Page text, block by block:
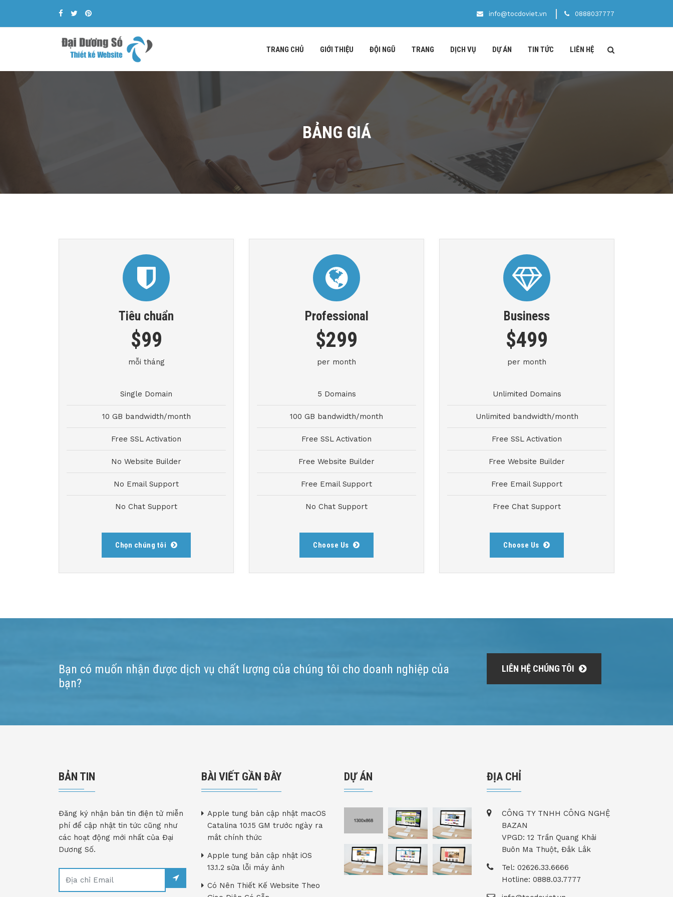
info@tocdoviet.vn 0888037777
TRANG CHỦ GIỚI THIỆU ĐỘI NGŨ TRANG DỊCH VỤ DỰ ÁN TIN TỨC LIÊN HỆ
BẢNG GIÁ
Tiêu chuẩn
$99
mỗi tháng
Single Domain
10 GB bandwidth/month
Free SSL Activation
No Website Builder
No Email Support
No Chat Support
Chọn chúng tôi
Professional
$299
per month
5 Domains
100 GB bandwidth/month
Free SSL Activation
Free Website Builder
Free Email Support
No Chat Support
Choose Us
Business
$499
per month
Unlimited Domains
Unlimited bandwidth/month
Free SSL Activation
Free Website Builder
Free Email Support
Free Chat Support
Choose Us
Bạn có muốn nhận được dịch vụ chất lượng của chúng tôi cho doanh nghiệp của
bạn?
LIÊN HỆ CHÚNG TÔI
BẢN TIN
Đăng ký nhận bản tin điện tử miễn
phí để cập nhật tin tức cũng như
các hoạt động mới nhất của Đại
Dương Số.
BÀI VIẾT GẦN ĐÂY
Apple tung bản cập nhật macOS
Catalina 10.15 GM trước ngày ra
mắt chính thức
Apple tung bản cập nhật iOS
13.1.2 sửa lỗi máy ảnh
Có Nên Thiết Kế Website Theo
DỰ ÁN ĐỊA CHỈ
CÔNG TY TNHH CÔNG NGHỆ
BAZAN
VPGD: 12 Trần Quang Khải
Buôn Ma Thuột, Đắk Lắk
Tel: 02626.33.6666
Hotline: 0888.03.7777